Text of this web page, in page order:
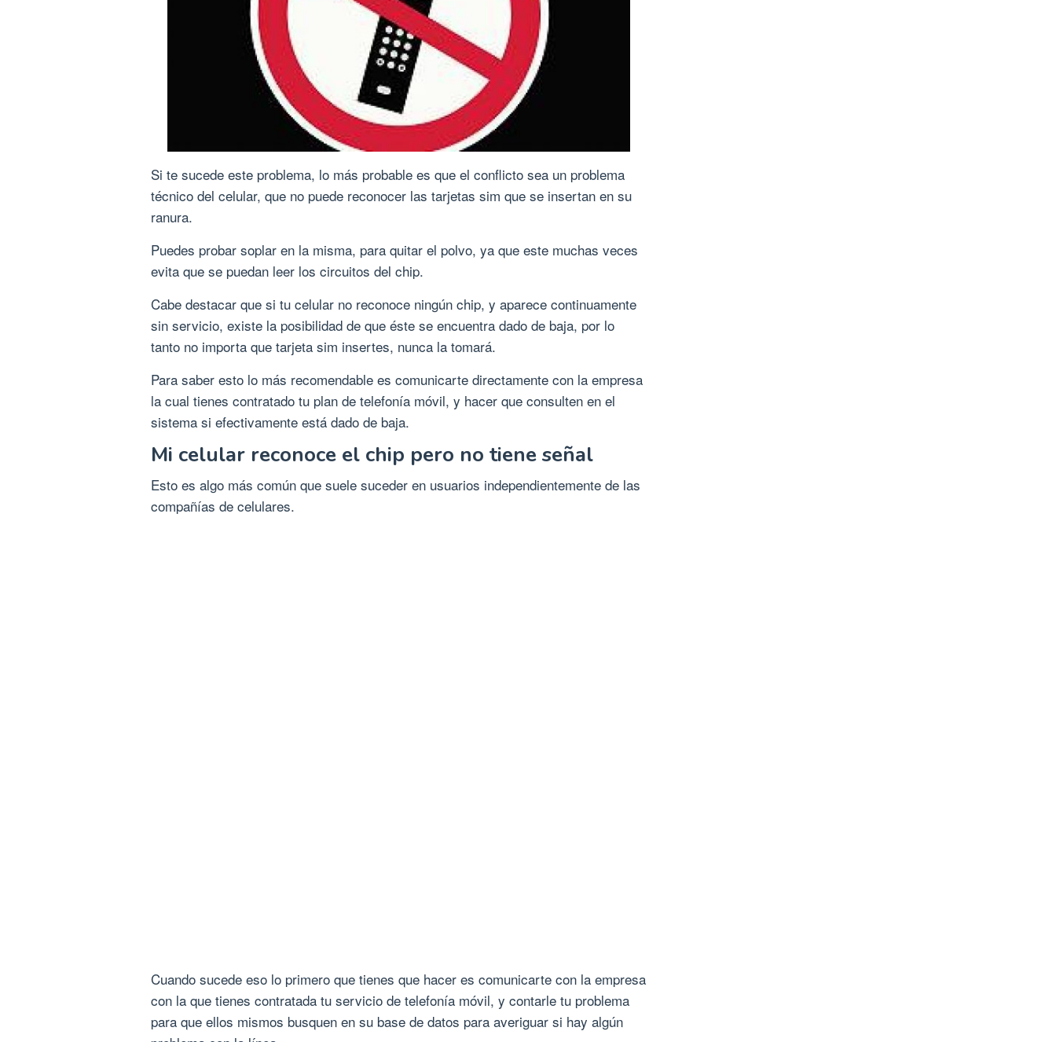
Si te sucede este problema, lo más probable es que el conflicto sea un problema
técnico del celular, que no puede reconocer las tarjetas sim que se insertan en su
ranura.
Puedes probar soplar en la misma, para quitar el polvo, ya que este muchas veces
evita que se puedan leer los circuitos del chip.
Cabe destacar que si tu celular no reconoce ningún chip, y aparece continuamente
sin servicio, existe la posibilidad de que éste se encuentra dado de baja, por lo
tanto no importa que tarjeta sim insertes, nunca la tomará.
Para saber esto lo más recomendable es comunicarte directamente con la empresa
la cual tienes contratado tu plan de telefonía móvil, y hacer que consulten en el
sistema si efectivamente está dado de baja.
Mi celular reconoce el chip pero no tiene señal
Esto es algo más común que suele suceder en usuarios independientemente de las
compañías de celulares.
Cuando sucede eso lo primero que tienes que hacer es comunicarte con la empresa
con la que tienes contratada tu servicio de telefonía móvil, y contarle tu problema
para que ellos mismos busquen en su base de datos para averiguar si hay algún